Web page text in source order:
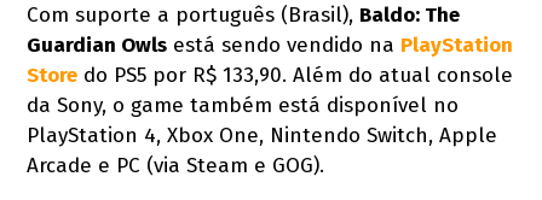
Com suporte a português (Brasil), Baldo: The
Guardian Owls está sendo vendido na PlayStation
Store do PS5 por R$ 133,90. Além do atual console
da Sony, o game também está disponível no
PlayStation 4, Xbox One, Nintendo Switch, Apple
Arcade e PC (via Steam e GOG).